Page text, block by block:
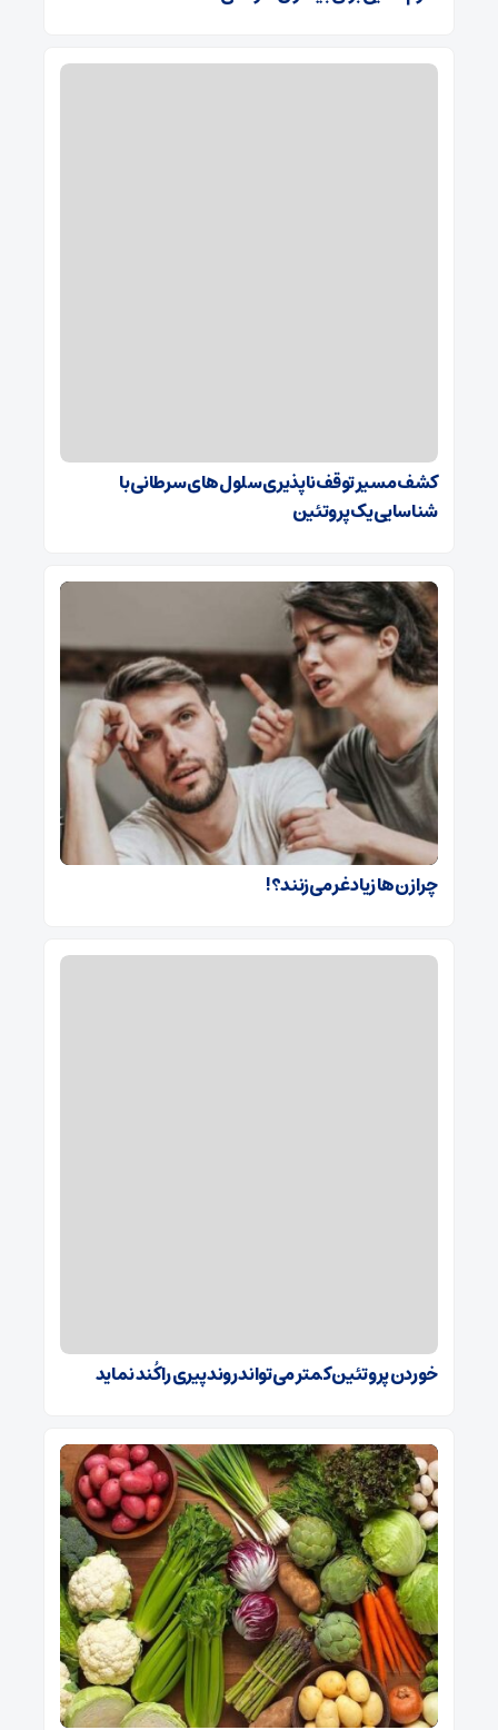
کشف مسیر توقف‌ناپذیری سلول‌های سرطانی با
شناسایی یک پروتئین
چرا زن‌ها زیاد غر می‌زنند؟!
خوردن پروتئین کمتر می‌تواند روند پیری را کُند نماید